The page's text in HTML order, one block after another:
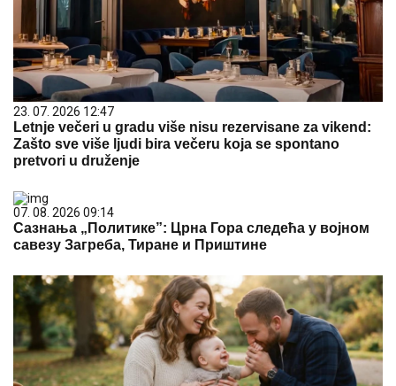
23. 07. 2026 12:47
Letnje večeri u gradu više nisu rezervisane za vikend:
Zašto sve više ljudi bira večeru koja se spontano
pretvori u druženje
07. 08. 2026 09:14
Сазнања „Политике”: Црна Гора следећа у војном
савезу Загреба, Тиране и Приштине